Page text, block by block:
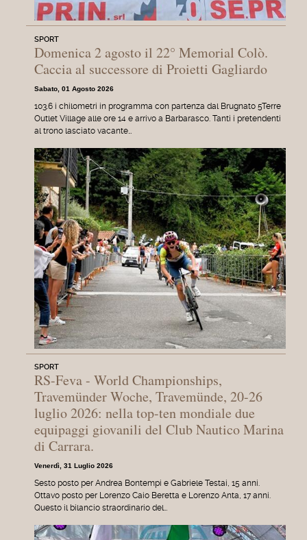
SPORT
Domenica 2 agosto il 22° Memorial Colò.
Caccia al successore di Proietti Gagliardo
Sabato, 01 Agosto 2026
103.6 i chilometri in programma con partenza dal Brugnato 5Terre
Outlet Village alle ore 14 e arrivo a Barbarasco. Tanti i pretendenti
al trono lasciato vacante…
SPORT
RS-Feva - World Championships,
Travemünder Woche, Travemünde, 20-26
luglio 2026: nella top-ten mondiale due
equipaggi giovanili del Club Nautico Marina
di Carrara.
Venerdì, 31 Luglio 2026
Sesto posto per Andrea Bontempi e Gabriele Testai, 15 anni.
Ottavo posto per Lorenzo Caio Beretta e Lorenzo Anta, 17 anni.
Questo il bilancio straordinario del…